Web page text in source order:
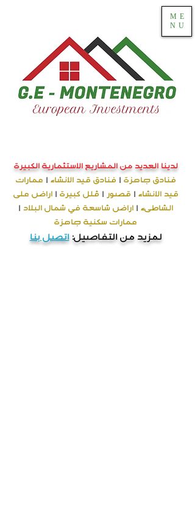
ME
NU
لدينا العديد من المشاريع الاستثمارية الكبيرة
فنادق جاهزة | فنادق قيد الانشاء | عمارات
قيد الانشاء | قصور | ڤلل كبيرة | اراض على
الشاطىء | اراض شاسعة في شمال البلاد |
عمارات سكنية جاهزة
لمزيد من التفاصيل:اتصل بنا